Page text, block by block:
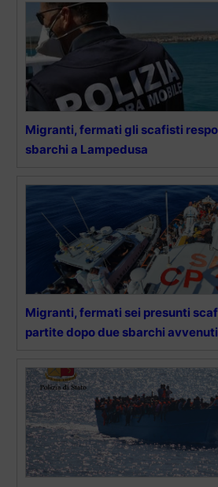
Migranti, fermati gli scafisti
sbarchi a Lampedusa
Migranti, fermati sei presunti
partite dopo due sbarchi